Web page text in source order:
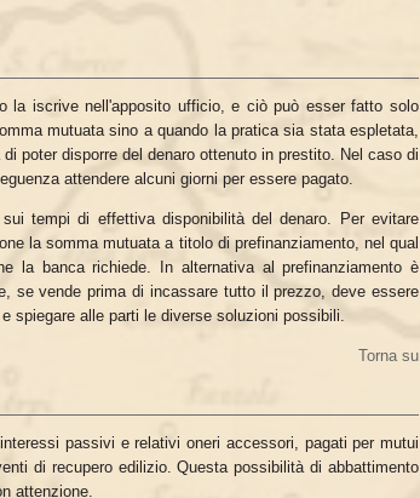
la iscrive nell'apposito ufficio, e ciò può esser fatto solo
mutuata sino a quando la pratica sia stata espletata,
poter disporre del denaro ottenuto in prestito. Nel caso di
attendere alcuni giorni per essere pagato.
tempi di effettiva disponibilità del denaro. Per evitare
la somma mutuata a titolo di prefinanziamento, nel qual
la banca richiede. In alternativa al prefinanziamento è
se vende prima di incassare tutto il prezzo, deve essere
spiegare alle parti le diverse soluzioni possibili.
Torna su
passivi e relativi oneri accessori, pagati per mutui
di recupero edilizio. Questa possibilità di abbattimento
attenzione.